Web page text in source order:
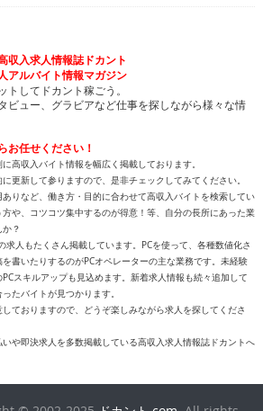
収入求人情報誌ドカント
アルバイト情報マガジン
してドカント稼ごう。
ビュー、グラビアなど仕事を探しながら様々な情
お任せください！
高収入バイト情報を幅広く掲載しております。
更新して参りますので、是非チェックしてみてください。
りなど、働き方・目的に合わせて高収入バイトを検索してい
や、コツコツ集中するのが得意！等、自分の長所にあった業
？
求人もたくさん掲載しています。PCを使って、各種数値化さ
書いたりするのがPCオペレーターの主な業務です。未経験
スキルアップも見込めます。新着求人情報も続々追加して
たバイトが見つかります。
ておりますので、どうぞ楽しみながら求人を探してくださ
や即決求人を多数掲載している高収入求人情報誌ドカントへ